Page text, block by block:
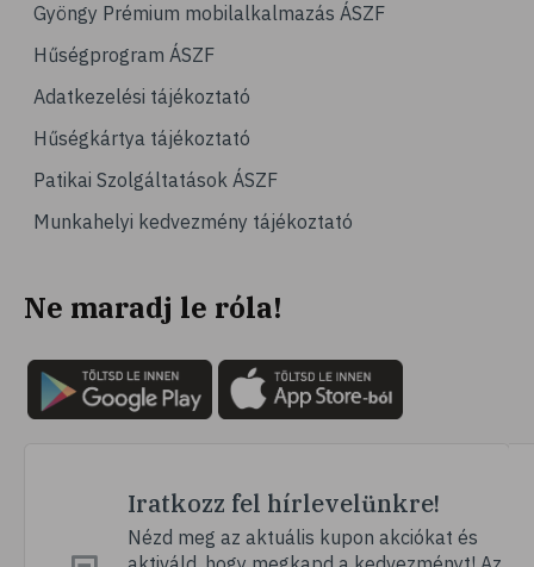
Gyöngy Prémium mobilalkalmazás ÁSZF
Hűségprogram ÁSZF
Adatkezelési tájékoztató
Hűségkártya tájékoztató
Patikai Szolgáltatások ÁSZF
Munkahelyi kedvezmény tájékoztató
Ne maradj le róla!
Iratkozz fel hírlevelünkre!
Nézd meg az aktuális kupon akciókat és